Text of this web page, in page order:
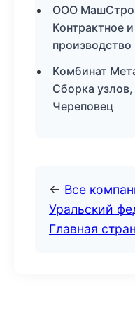
ООО
Контрактное
производство
Комбинат
Сборка узлов,
Череповец
← Все
Уральский
Главная